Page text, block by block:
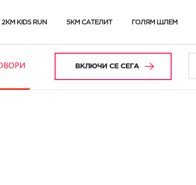
2KM KIDS RUN 5KM САТЕЛИТ ГОЛЯМ ШЛЕМ
ВКЛЮЧИ СЕ СЕГА